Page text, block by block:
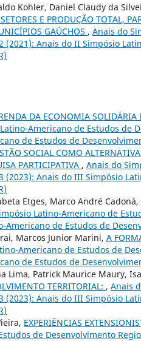
Kohler, Daniel Claudy da
E PRODUÇÃO TOTAL,
GAÚCHOS , Anais do
(2021): Anais do II Simpósio
DA ECONOMIA
Americano de Estudos de
de Estudos de
SOCIAL COMO
PARTICIPATIVA , Anais do
(2023): Anais do III Simpósio
Etges, Marco André Cadoná,
Latino-Americano de
de Estudos de
Marcos Junior Marini, A
Americano de Estudos de
de Estudos de
Lima, Patrick Maurice Maury,
TERRITORIAL: , Anais
(2023): Anais do III Simpósio
EXPERIÊNCIAS
de Desenvolvimento